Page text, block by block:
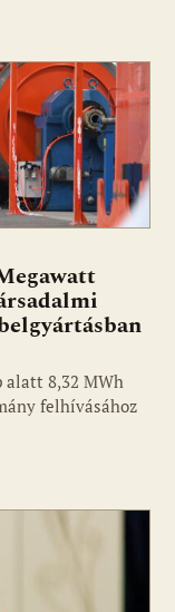
alatt 8,32 MWh
felhívásához